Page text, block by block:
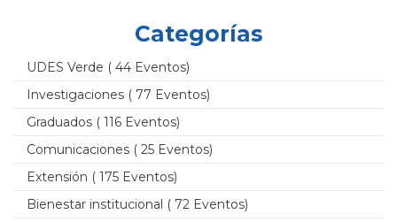
Categorías
UDES Verde ( 44 Eventos)
Investigaciones ( 77 Eventos)
Graduados ( 116 Eventos)
Comunicaciones ( 25 Eventos)
Extensión ( 175 Eventos)
Bienestar institucional ( 72 Eventos)